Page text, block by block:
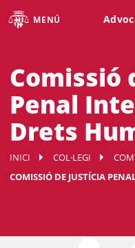
MENÚ
Comissió
Penal
Drets
INICI COL·LEGI
COMISSIÓ DE JUSTÍCIA